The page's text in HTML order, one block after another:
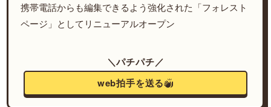
携帯電話からも編集できるよう強化された「フォレスト
ページ」としてリニューアルオープン
＼パチパチ／
web拍手を送る